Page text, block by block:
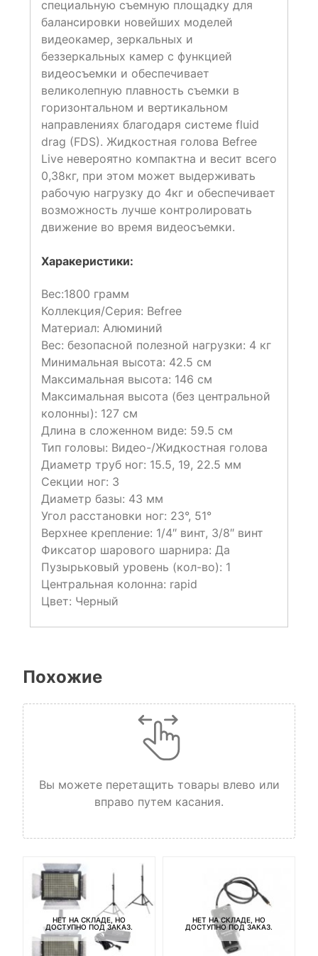
специальную съемную площадку для
балансировки новейших моделей
видеокамер, зеркальных и
беззеркальных камер с функцией
видеосъемки и обеспечивает
великолепную плавность съемки в
горизонтальном и вертикальном
направлениях благодаря системе fluid
drag (FDS). Жидкостная голова Befree
Live невероятно компактна и весит всего
0,38кг, при этом может выдерживать
рабочую нагрузку до 4кг и обеспечивает
возможность лучше контролировать
движение во время видеосъемки.
Харакеристики:
Вес:1800 грамм
Коллекция/Серия: Befree
Материал: Алюминий
Вес: безопасной полезной нагрузки: 4 кг
Минимальная высота: 42.5 см
Максимальная высота: 146 см
Максимальная высота (без центральной
колонны): 127 см
Длина в сложенном виде: 59.5 см
Тип головы: Видео-/Жидкостная голова
Диаметр труб ног: 15.5, 19, 22.5 мм
Секции ног: 3
Диаметр базы: 43 мм
Угол расстановки ног: 23°, 51°
Верхнее крепление: 1/4″ винт, 3/8″ винт
Фиксатор шарового шарнира: Да
Пузырьковый уровень (кол-во): 1
Центральная колонна: rapid
Цвет: Черный
Похожие
Вы можете перетащить товары влево или
вправо путем касания.
НЕТ НА СКЛАДЕ, НО
ДОСТУПНО ПОД ЗАКАЗ.
НЕТ НА СКЛАДЕ, НО
ДОСТУПНО ПОД ЗАКАЗ.